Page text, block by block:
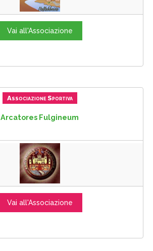
Vai all'Associazione
Associazione Sportiva
Arcatores Fulgineum
Vai all'Associazione